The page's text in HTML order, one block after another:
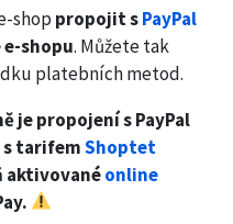
shop propojit sPayPal
shopu. Můžete tak
platebních metod.
je propojení s PayPal
s tarifemShoptet
aktivovanéonline